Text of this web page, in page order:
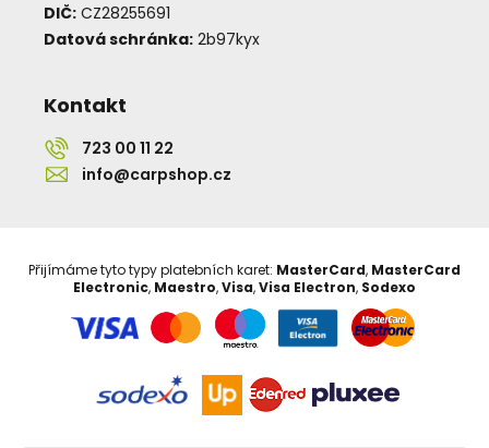
DIČ: CZ28255691
Datová schránka: 2b97kyx
Kontakt
723 00 11 22
info@carpshop.cz
Přijímáme tyto typy platebních karet: MasterCard, MasterCard
Electronic, Maestro,Visa,Visa Electron, Sodexo